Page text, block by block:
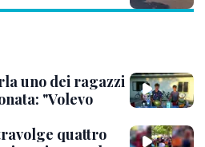
uno dei ragazzi
"Volevo
quattro